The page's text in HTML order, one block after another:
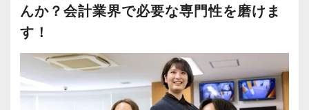
と勢いのある方が多いためか、大阪オフィスの
お客様は新規の比率が非常に高いのが特徴的で
す。
お客様の勢いに圧倒されないよう、スタッフも
熱意と情熱を持ちながら寄り添う姿勢を大切に
充実した実務重視のOJTで、安心して職務経験
と知識をゼロから身に付けられます！
税務・会計の経験と知識を磨きながらステップ
アップを目指しませんか？
んか？会計業界で必要な専門性を磨けま
す！